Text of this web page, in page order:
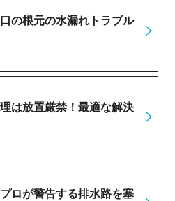
の根元の水漏れトラブル
は放置厳禁！最適な解決
ロが警告する排水路を塞